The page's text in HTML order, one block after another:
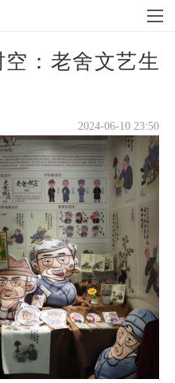
：老舍文艺生
2024-06-10 23:50